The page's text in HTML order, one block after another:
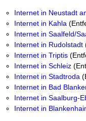
Internet in Neustadt
Internet in Kahla
Internet in Saalfeld/
Internet in Rudolstadt
Internet in Triptis
Internet in Schleiz
Internet in Stadtroda
Internet in Bad
Internet in Saalburg-
Internet in